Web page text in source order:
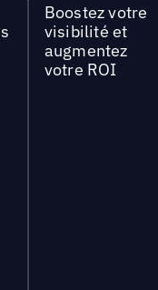
Boostez votre
visibilité et
augmentez
votre ROI